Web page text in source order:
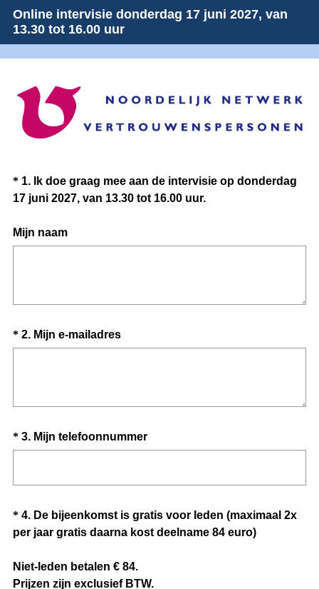
Online intervisie donderdag 17 juni 2027, van
13.30 tot 16.00 uur
Question
Title
Question
Title
* 1.
Ik doe graag mee aan de intervisie op donderdag
17 juni 2027, van 13.30 tot 16.00 uur.
Mijn naam(
V
s
t
Question
* 2. Mijn e-mailadres(
V
s
t
)
Question
* 3. Mijn telefoonnummer(
V
r
i
s
Question
Title
* 4. De bijeenkomst is gratis voor leden (maximaal 2x
per jaar gratis daarna kost deelname 84 euro)
Niet-leden betalen € 84.
Prijzen zijn exclusief BTW.